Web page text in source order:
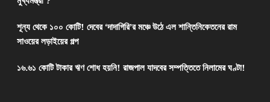
শূন্য থেকে ১০০ কোটি! দেবের ‘দাদাগিরি’র মঞ্চে উঠে এল শান্তিনিকেতনের রাম
সাওয়ের লড়াইয়ের গল্প
১৬.৬১ কোটি টাকার ঋণ শোধ হয়নি! রাজপাল যাদবের সম্পত্তিতে নিলামের ঘণ্টা!